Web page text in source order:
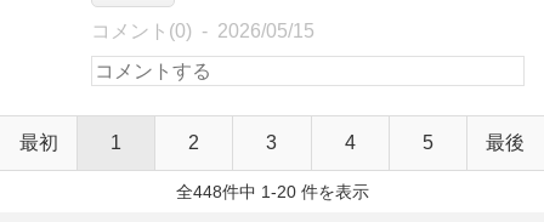
コメント(0) 2026/05/15
最初 1 2 3 4 5 最後
全448件中 1-20 件を表示